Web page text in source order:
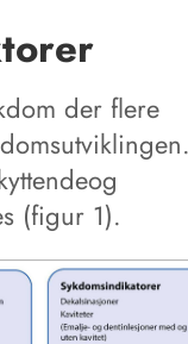
der flere
(figur 1).